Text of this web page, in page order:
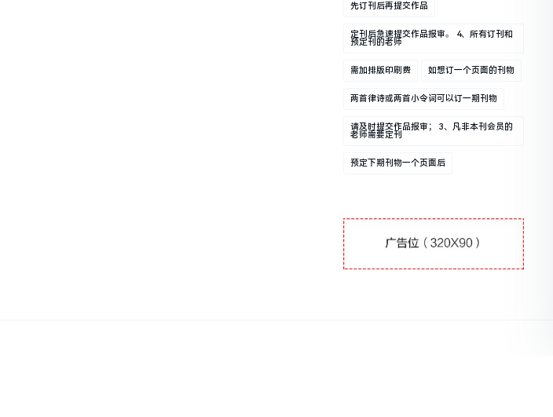
先订刊后再提交作品
定刊后急速提交作品报审。 4、所有订刊和
预定刊的老师
需加排版印刷费 如想订一个页面的刊物
两首律诗或两首小令词可以订一期刊物
请及时提交作品报审； 3、凡非本刊会员的
老师需要定刊
预定下期刊物一个页面后